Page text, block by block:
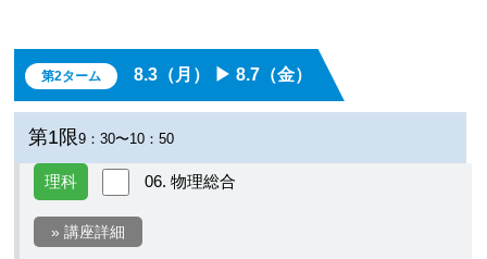
第2ターム 8.3（月） ▶︎ 8.7（金）
第1限9：30〜10：50
理科 06. 物理総合
» 講座詳細